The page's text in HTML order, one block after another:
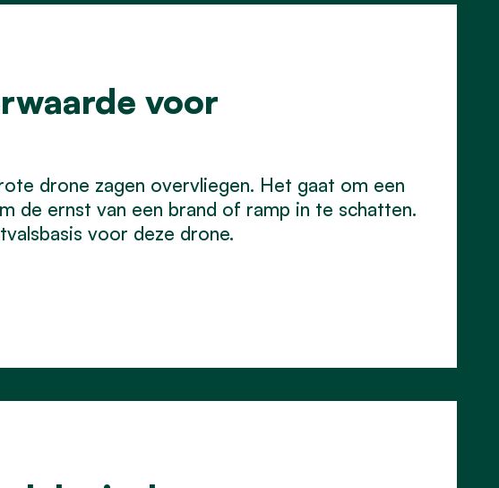
voor
drone zagen overvliegen. Het gaat om een
de ernst van een brand of ramp in te schatten.
voor deze drone.